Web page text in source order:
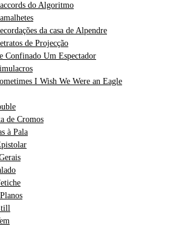
do Algoritmo
da casa de Alpendre
de Projecção
Confinado Um Espectador
I Wish We Were an Eagle
de Cromos
à Pala